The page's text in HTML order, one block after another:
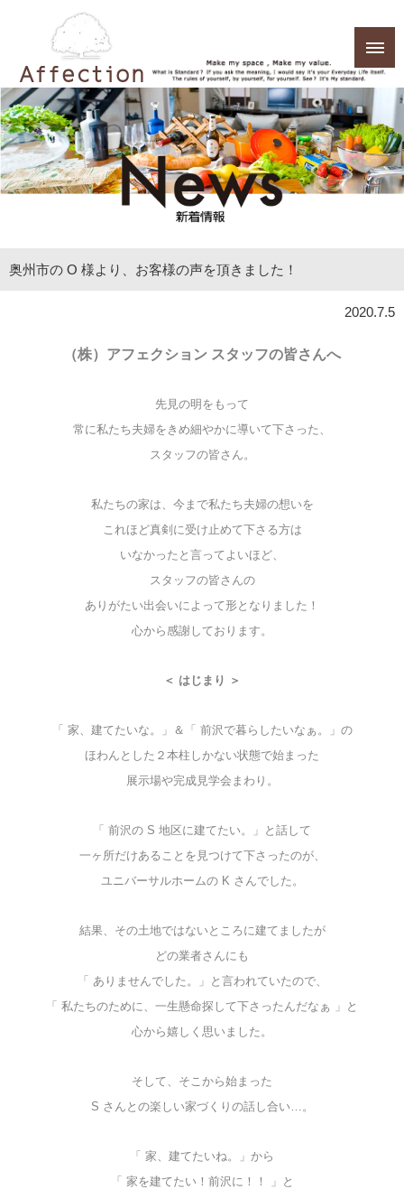
奥州市の O 様より、お客様の声を頂きました！
2020.7.5
（株）アフェクション スタッフの皆さんへ
先見の明をもって
常に私たち夫婦をきめ細やかに導いて下さった、
スタッフの皆さん。
私たちの家は、今まで私たち夫婦の想いを
これほど真剣に受け止めて下さる方は
いなかったと言ってよいほど、
スタッフの皆さんの
ありがたい出会いによって形となりました！
心から感謝しております。
＜ はじまり ＞
「 家、建てたいな。」＆「 前沢で暮らしたいなぁ。」の
ほわんとした２本柱しかない状態で始まった
展示場や完成見学会まわり。
「 前沢の S 地区に建てたい。」と話して
一ヶ所だけあることを見つけて下さったのが、
ユニバーサルホームの K さんでした。
結果、その土地ではないところに建てましたが
どの業者さんにも
「 ありませんでした。」と言われていたので、
「 私たちのために、一生懸命探して下さったんだなぁ 」と
心から嬉しく思いました。
そして、そこから始まった
S さんとの楽しい家づくりの話し合い…。
「 家、建てたいね。」から
「 家を建てたい！前沢に！！ 」と